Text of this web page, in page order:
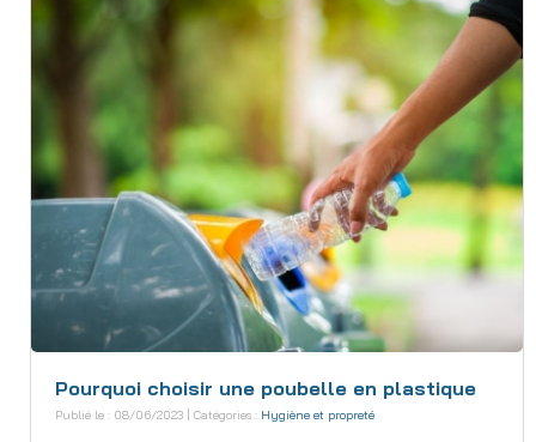
Pourquoi choisir une poubelle en plastique
Publié le : 08/06/2023 | Catégories : Hygiène et propreté